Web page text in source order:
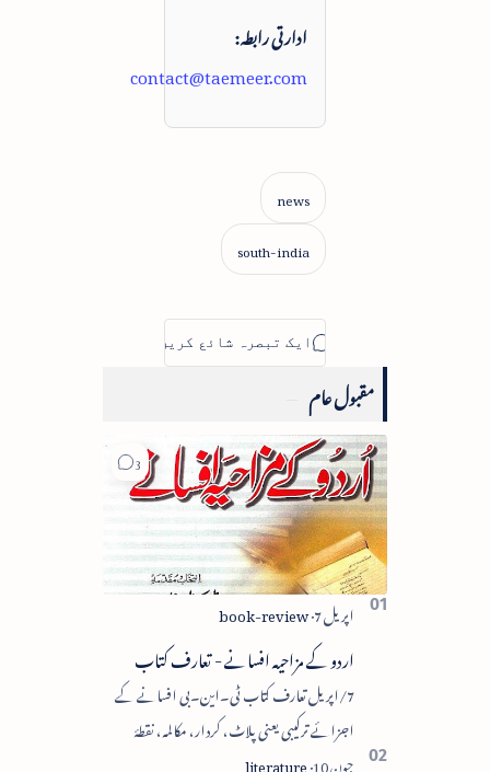
ادارتی رابطہ:
contact@taemeer.com
مقبول عام
اردو کے مزاحیہ افسانے - تعارف کتاب
7/اپریل تعارف کتاب ٹی۔این۔بی افسانے کے
اجزائے ترکیبی یعنی پلاٹ، کردار، مکالمہ، نقطۂ
عروج، وحدتِ تاثر میں سے زیادہ سے زیادہ اجزا کا